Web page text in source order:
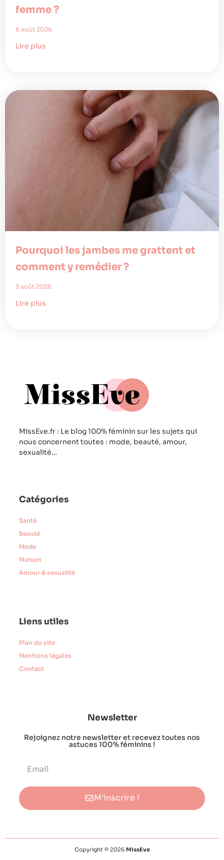
femme ?
6 août 2026
Lire plus
Pourquoi les jambes me grattent et
comment y remédier ?
3 août 2026
Lire plus
MissEve.fr : Le blog 100% féminin sur les sujets qui
nous concernent toutes : mode, beauté, amour,
sexualité…
Catégories
Santé
Beauté
Mode
Maison
Amour & sexualité
Liens utiles
Plan du site
Mentions légales
Contact
Newsletter
Rejoignez notre newsletter et recevez toutes nos
astuces 100% féminins !
M'inscrire !
Copyright © 2026 MissEve